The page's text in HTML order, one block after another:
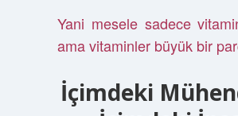
Yani mesele sadece
ama vitaminler büyük bir
İçimdeki